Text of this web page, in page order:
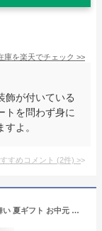
庫を楽天でチェック >>
飾が付いている
トを問わず身に
よ。
すめコメント (2件) >
大サイズ 誕生日 花 ギフト プレゼント 暑中見舞い 夏ギフト お中元 残暑 女性 女友達 母 男性 誕生日プレゼント 送料無料 送別会 季節の花 フラワーアレンジメント バラ 退職祝い 退院祝い 結婚記念日 発表会 記念日 祝い お礼 妻 20代 30代 40代 50代 60代 70代 80代 90代